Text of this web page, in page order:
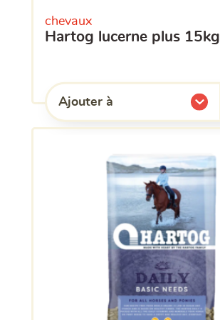
chevaux
hartog lucerne plus 15kg
Ajouter à
l'une de mes listes.